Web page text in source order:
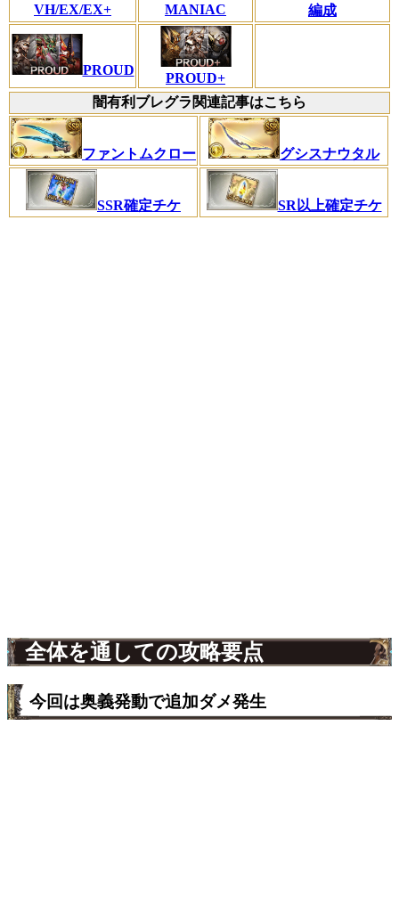
VH/EX/EX+ MANIAC
編成
PROUD
PROUD+
闇有利ブレグラ関連記事はこちら
ファントムクロー グシスナウタル
SSR確定チケ SR以上確定チケ
全体を通しての攻略要点
今回は奥義発動で追加ダメ発生